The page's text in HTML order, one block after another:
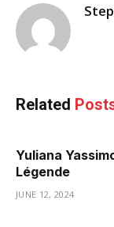
Related
Yuliana
Légende
JUNE 12, 2024